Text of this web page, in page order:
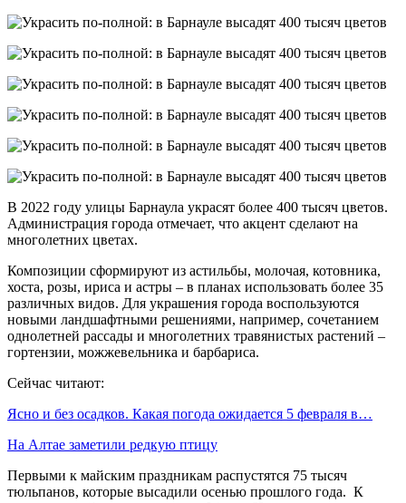
В 2022 году улицы Барнаула украсят более 400 тысяч цветов.
Администрация города отмечает, что акцент сделают на
многолетних цветах.
Композиции сформируют из астильбы, молочая, котовника,
хоста, розы, ириса и астры – в планах использовать более 35
различных видов. Для украшения города воспользуются
новыми ландшафтными решениями, например, сочетанием
однолетней рассады и многолетних травянистых растений –
гортензии, можжевельника и барбариса.
Сейчас читают:
Ясно и без осадков. Какая погода ожидается 5 февраля в…
На Алтае заметили редкую птицу
Первыми к майским праздникам распустятся 75 тысяч
тюльпанов, которые высадили осенью прошлого года. К